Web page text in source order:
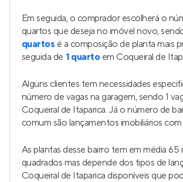
Em seguida, o comprador escolherá o
quartos que deseja no imóvel novo,
quartos é a composição de planta mais
seguida de 1 quartoem Coqueiral de
Alguns clientes tem necessidades
número de vagas na garagem, sendo 1
Coqueiral de Itaparica. Já o número de
comum são lançamentos imobiliários
As plantas desse bairro tem em média 65
quadrados mas depende dos tipos de
Coqueiral de Itaparica disponíveis que